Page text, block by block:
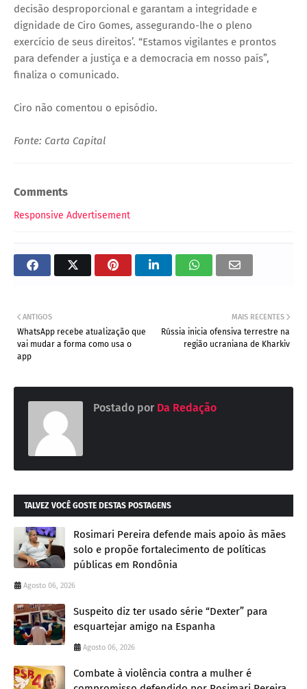
decisão desproporcional e garantam a integridade e
dignidade de Ciro Gomes, assegurando-lhe o pleno
exercício de seus direitos’. “Estamos vigilantes e prontos
para defender a justiça e a democracia em nosso país”,
finaliza o comunicado.
Ciro não comentou o episódio.
Fonte: Carta Capital
Comments
Responsive Advertisement
MAIS RECENTES
Rússia inicia ofensiva terrestre na
região ucraniana de Kharkiv
ANTIGOS
WhatsApp recebe atualização que
vai mudar a forma como usa o
app
Postado por Da Redação
TALVEZ VOCÊ GOSTE DESTAS POSTAGENS
Rosimari Pereira defende mais apoio às mães
solo e propõe fortalecimento de políticas
públicas em Rondônia
Agosto 06, 2026
Suspeito diz ter usado série “Dexter” para
esquartejar amigo na Espanha
Agosto 06, 2026
Combate à violência contra a mulher é